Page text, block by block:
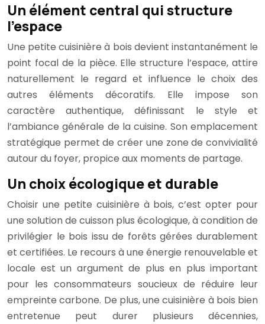
Un élément central qui structure
l’espace
Une petite cuisinière à bois devient instantanément le
point focal de la pièce. Elle structure l’espace, attire
naturellement le regard et influence le choix des
autres éléments décoratifs. Elle impose son
caractère authentique, définissant le style et
l’ambiance générale de la cuisine. Son emplacement
stratégique permet de créer une zone de convivialité
autour du foyer, propice aux moments de partage.
Un choix écologique et durable
Choisir une petite cuisinière à bois, c’est opter pour
une solution de cuisson plus écologique, à condition de
privilégier le bois issu de forêts gérées durablement
et certifiées. Le recours à une énergie renouvelable et
locale est un argument de plus en plus important
pour les consommateurs soucieux de réduire leur
empreinte carbone. De plus, une cuisinière à bois bien
entretenue peut durer plusieurs décennies,